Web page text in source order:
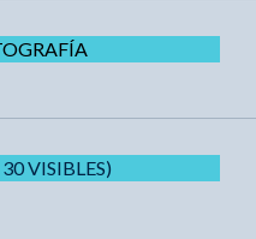
VISIBLES)